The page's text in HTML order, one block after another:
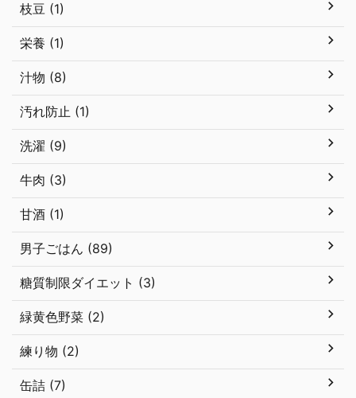
枝豆 (1)
栄養 (1)
汁物 (8)
汚れ防止 (1)
洗濯 (9)
牛肉 (3)
甘酒 (1)
男子ごはん (89)
糖質制限ダイエット (3)
緑黄色野菜 (2)
練り物 (2)
缶詰 (7)